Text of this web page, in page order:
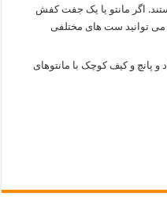
اگر مانتو یا یک جفت کفش
می توانید ست های مختلفی
پانچ و کیف کوچک با مانتوهای